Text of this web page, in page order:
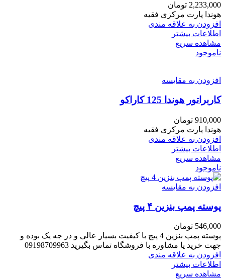
2,233,000 تومان
هوندا پارت مرکزی فقیه
افزودن به علاقه مندی
اطلاعات بیشتر
مشاهده سریع
ناموجود
افزودن به مقایسه
کاربراتور هوندا 125 کاراکو
910,000 تومان
هوندا پارت مرکزی فقیه
افزودن به علاقه مندی
اطلاعات بیشتر
مشاهده سریع
ناموجود
افزودن به مقایسه
پوسته پمپ بنزین ۴ پیچ
546,000 تومان
پوسته پمپ بنزین 4 پیچ با کیفیت بسیار عالی و در جه یک بوده و
جهت خرید یا مشاوره با فروشگاه تماس بگیرید 09198709963
افزودن به علاقه مندی
اطلاعات بیشتر
مشاهده سریع